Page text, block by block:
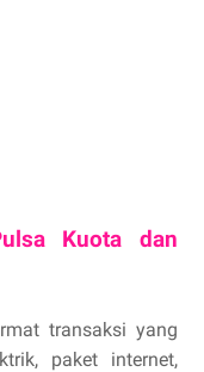
Kuota dan
transaksi yang
paket internet,